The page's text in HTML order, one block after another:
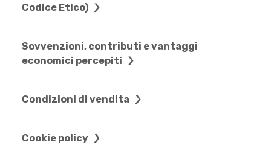
Codice Etico)
Sovvenzioni, contributi e vantaggi
economici percepiti
Condizioni di vendita
Cookie policy